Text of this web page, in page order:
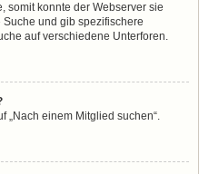
somit konnte der Webserver sie
und gib spezifischere
auf verschiedene Unterforen.
„Nach einem Mitglied suchen“.